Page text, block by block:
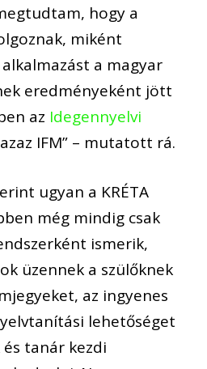
hogy a
miként
a magyar
eredményeként jött
az Idegennyelvi
IFM” – mutatott rá.
ugyan a KRÉTA
még mindig csak
ismerik,
üzennek a szülőknek
az ingyenes
lehetőséget
tanár kezdi